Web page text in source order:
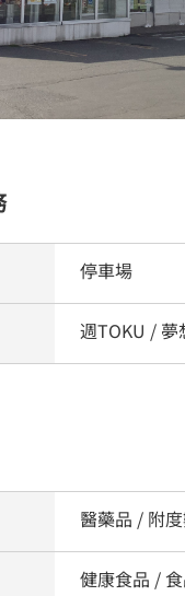
停車場
週TOKU /
醫藥品 / 附
健康食品 /